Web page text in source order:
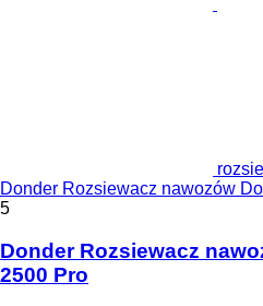
Donder Rozsiewacz nawozów
5
Donder Rozsiewacz
2500 Pro